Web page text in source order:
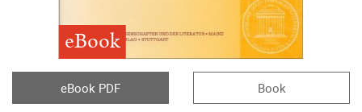
eBook
eBook PDF Book